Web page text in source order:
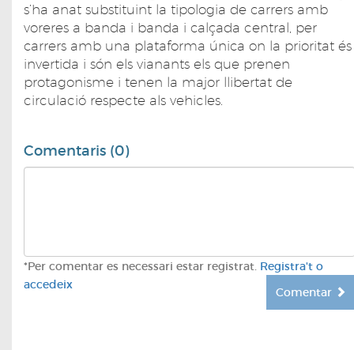
s’ha anat substituint la tipologia de carrers amb
voreres a banda i banda i calçada central, per
carrers amb una plataforma única on la prioritat és
invertida i són els vianants els que prenen
protagonisme i tenen la major llibertat de
circulació respecte als vehicles.
Comentaris (0)
*Per comentar es necessari estar registrat. Registra't o
accedeix
Comentar